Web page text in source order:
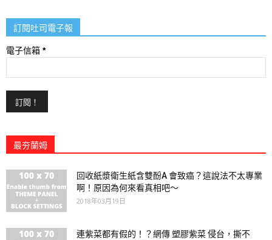
訂閱吐司電子報
電子信箱 *
最夯蘭姆
回收紙漿衛生紙含雙酚A 會致癌？這說法不太專業
啊！原因為何來看真相吧～
2018年03月19日
連紫菜都有假的！？網傳 塑膠紫菜 侵台，撕不